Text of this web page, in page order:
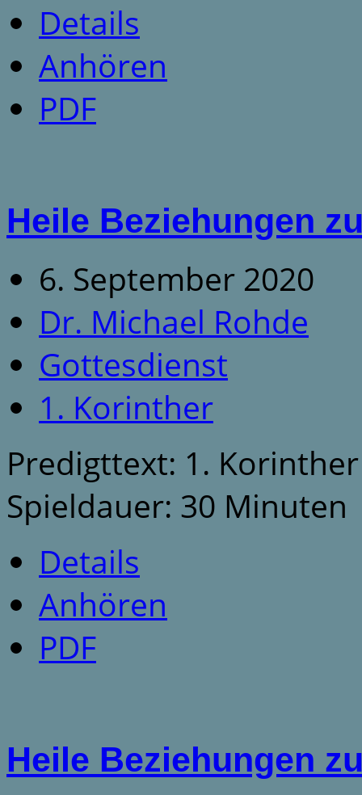
Details
Anhören
PDF
Heile Beziehungen
6. September 2020
Dr. Michael Rohde
Gottesdienst
1. Korinther
Predigttext: 1.
Spieldauer: 30 Minuten
Details
Anhören
PDF
Heile Beziehungen